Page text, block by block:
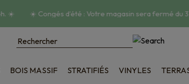
☀️ ☀️Congés d’été : Votre magasin sera fermé du
BOIS MASSIF STRATIFIÉS VINYLES